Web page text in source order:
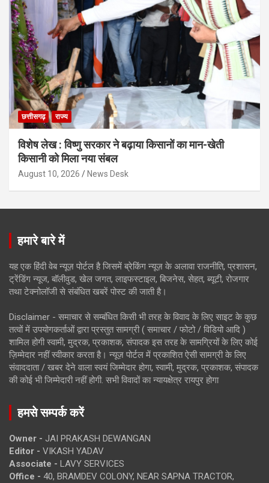
छत्तीसगढ़ राज्य
विशेष लेख : विष्णु सरकार ने बढ़ाया किसानों का मान-खेती
किसानी को मिला नया संबल
August 10, 2026 News Desk
हमारे बारे में
यह एक हिंदी वेब न्यूज़ पोर्टल है जिसमें ब्रेकिंग न्यूज़ के अलावा राजनीति, प्रशासन,
ट्रेंडिंग न्यूज, बॉलीवुड, खेल जगत, लाइफस्टाइल, बिजनेस, सेहत, ब्यूटी, रोजगार
तथा टेक्नोलॉजी से संबंधित खबरें पोस्ट की जाती है।
Disclaimer - समाचार से सम्बंधित किसी भी तरह के विवाद के लिए साइट के कुछ
तत्वों में उपयोगकर्ताओं द्वारा प्रस्तुत सामग्री ( समाचार / फोटो / विडियो आदि )
शामिल होगी स्वामी, मुद्रक, प्रकाशक, संपादक इस तरह के सामग्रियों के लिए कोई
ज़िम्मेदार नहीं स्वीकार करता है। न्यूज़ पोर्टल में प्रकाशित ऐसी सामग्री के लिए
संवाददाता / खबर देने वाला स्वयं जिम्मेदार होगा, स्वामी, मुद्रक, प्रकाशक, संपादक
की कोई भी जिम्मेदारी नहीं होगी. सभी विवादों का न्यायक्षेत्र रायपुर होगा
हमसे सम्पर्क करें
Owner - JAI PRAKASH DEWANGAN
Editor - VIKASH YADAV
Associate - LAVY SERVICES
Office - 40, BRAMDEV COLONY, NEAR SAPNA TRACTOR,